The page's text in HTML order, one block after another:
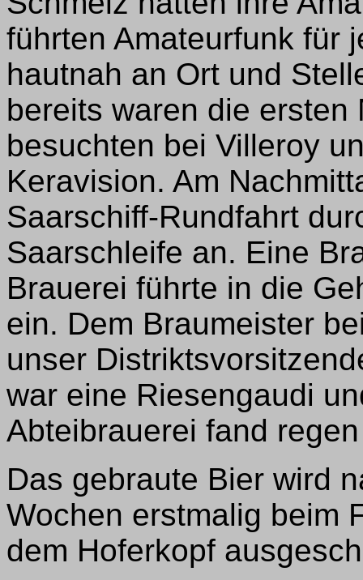
führten Amateurfunk für
hautnah an Ort und
bereits waren die
besuchten bei Villeroy
Keravision. Am
Saarschiff-Rundfahrt
Saarschleife an. Eine
Brauerei führte in die
ein. Dem Braumeister
unser
war eine Riesengaudi
Abteibrauerei fand
Das gebraute Bier wird
Wochen erstmalig beim
dem Hoferkopf